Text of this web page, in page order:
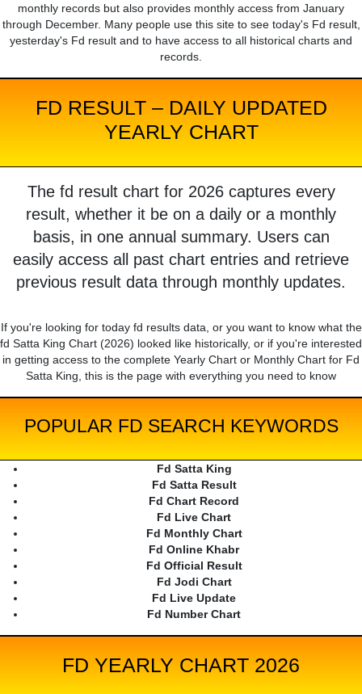
monthly records but also provides monthly access from January
through December. Many people use this site to see today's Fd result,
yesterday's Fd result and to have access to all historical charts and
records.
FD RESULT – DAILY UPDATED
YEARLY CHART
The fd result chart for 2026 captures every
result, whether it be on a daily or a monthly
basis, in one annual summary. Users can
easily access all past chart entries and retrieve
previous result data through monthly updates.
If you're looking for today fd results data, or you want to know what the
fd Satta King Chart (2026) looked like historically, or if you're interested
in getting access to the complete Yearly Chart or Monthly Chart for Fd
Satta King, this is the page with everything you need to know
POPULAR FD SEARCH KEYWORDS
Fd Satta King
Fd Satta Result
Fd Chart Record
Fd Live Chart
Fd Monthly Chart
Fd Online Khabr
Fd Official Result
Fd Jodi Chart
Fd Live Update
Fd Number Chart
FD YEARLY CHART 2026